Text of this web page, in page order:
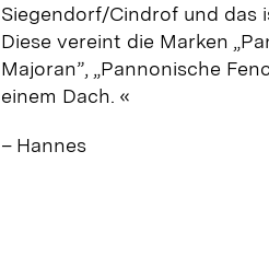
Siegendorf/Cindrof und das
Diese vereint die Marken „
Majoran”, „Pannonische
einem Dach. «
– Hannes